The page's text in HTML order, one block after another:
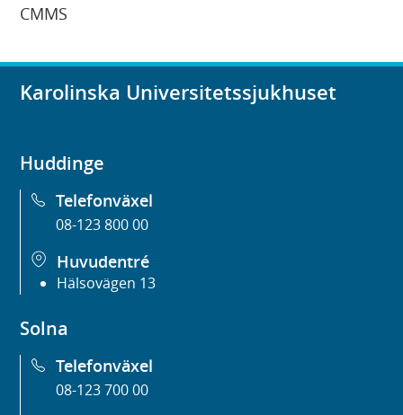
CMMS
Karolinska Universitetssjukhuset
Huddinge
Telefonväxel
08-123 800 00
Huvudentré
Hälsovägen 13
Solna
Telefonväxel
08-123 700 00